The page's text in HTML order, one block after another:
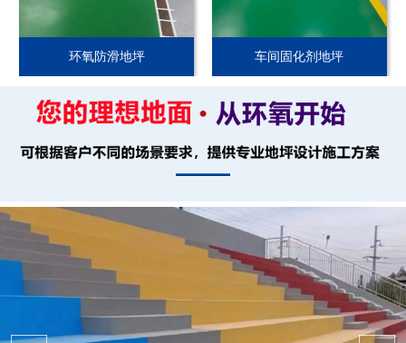
环氧防滑地坪 车间固化剂地坪